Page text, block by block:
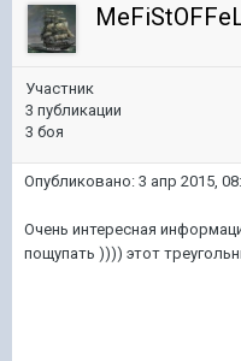
Участник
3 публикации
3 боя
Опубликовано: 3 апр 2015,
Очень интересная
пощупать )))) этот